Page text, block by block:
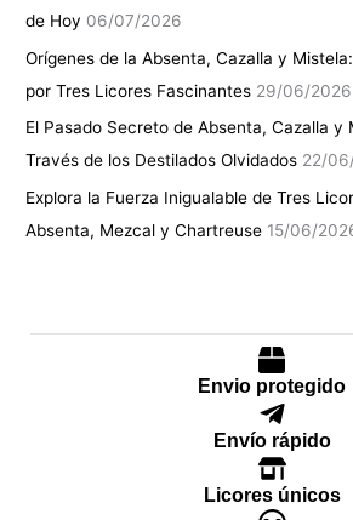
de Hoy 06/07/2026
Orígenes de la Absenta, Cazalla y
por Tres Licores Fascinantes 29/06/2026
El Pasado Secreto de Absenta, Cazalla y
Través de los Destilados Olvidados 22/
Explora la Fuerza Inigualable de Tres
Absenta, Mezcal y Chartreuse 15/06/
Envio protegido
Envío rápido
Licores únicos